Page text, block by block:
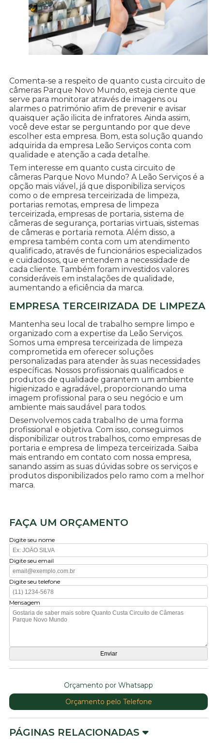
Comenta-se a respeito de quanto custa circuito de
câmeras Parque Novo Mundo, esteja ciente que
serve para monitorar através de imagens ou
alarmes o património afim de prevenir e avisar
quaisquer ação ilicita de infratores. Ainda assim,
você deve estar se perguntando por que deve
escolher esta empresa. Bom, esta solução quando
adquirida da empresa Leão Serviços conta com
qualidade e atenção a cada detalhe.
Tem interesse em quanto custa circuito de
câmeras Parque Novo Mundo? A Leão Serviços é a
opção mais viável, já que disponibiliza serviços
como o de empresa terceirizada de limpeza,
portarias remotas, empresa de limpeza
terceirizada, empresas de portaria, sistema de
câmeras de segurança, portarias virtuais, sistemas
de câmeras e portaria remota. Além disso, a
empresa também conta com um atendimento
qualificado, através de funcionários especializados
e cuidadosos, que entendem a necessidade de
cada cliente. Também foram investidos valores
consideráveis em instalações de qualidade,
aumentando a eficiência da marca.
EMPRESA TERCEIRIZADA DE LIMPEZA
Mantenha seu local de trabalho sempre limpo e
organizado com a expertise da Leão Serviços.
Somos uma empresa terceirizada de limpeza
comprometida em oferecer soluções
personalizadas para atender às suas necessidades
específicas. Nossos profissionais qualificados e
produtos de qualidade garantem um ambiente
higienizado e agradável, proporcionando uma
imagem profissional para o seu negócio e um
ambiente mais saudável para todos.
Desenvolvemos cada trabalho de uma forma
profissional e objetiva. Com isso, conseguimos
disponibilizar outros trabalhos, como empresas de
portaria e empresa de limpeza terceirizada. Saiba
mais entrando em contato com nossa empresa,
sanando assim as suas dúvidas sobre os serviços e
produtos disponibilizados pelo ramo com a melhor
marca.
FAÇA UM ORÇAMENTO
Digite seu nome
Digite seu email
Digite seu telefone
Mensagem
Orçamento por Whatsapp
Orçamento pelo Telefone
PÁGINAS RELACIONADAS